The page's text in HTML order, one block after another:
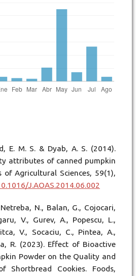
E. M. S. & Dyab, A. S. (2014).
attributes of canned pumpkin
of Agricultural Sciences, 59(1),
J.AOAS.2014.06.002
N., Balan, G., Cojocari,
V., Gurev, A., Popescu, L.,
V., Socaciu, C., Pintea, A.,
R. (2023). Effect of Bioactive
Powder on the Quality and
Shortbread Cookies. Foods,